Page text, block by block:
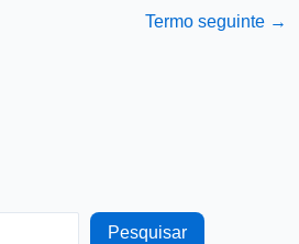
Termo seguinte →
Pesquisar